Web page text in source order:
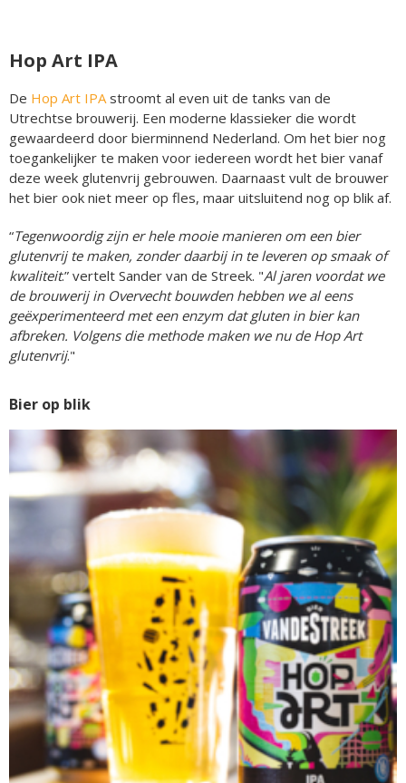
Hop Art IPA
De Hop Art IPA stroomt al even uit de tanks van de
Utrechtse brouwerij. Een moderne klassieker die wordt
gewaardeerd door bierminnend Nederland. Om het bier nog
toegankelijker te maken voor iedereen wordt het bier vanaf
deze week glutenvrij gebrouwen. Daarnaast vult de brouwer
het bier ook niet meer op fles, maar uitsluitend nog op blik af.
“Tegenwoordig zijn er hele mooie manieren om een bier
glutenvrij te maken, zonder daarbij in te leveren op smaak of
kwaliteit.” vertelt Sander van de Streek. "Al jaren voordat we
de brouwerij in Overvecht bouwden hebben we al eens
geëxperimenteerd met een enzym dat gluten in bier kan
afbreken. Volgens die methode maken we nu de Hop Art
glutenvrij."
Bier op blik